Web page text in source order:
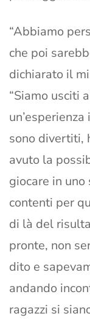
“Abbiamo
che poi
dichiarato il
“Siamo usciti
sono divertiti,
avuto la
giocare in
contenti per
di là del
pronte, non
dito e
andando
ragazzi si